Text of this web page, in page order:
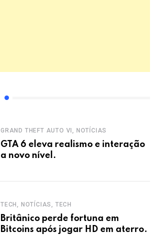
GRAND THEFT AUTO VI, NOTÍCIAS
GTA 6 eleva realismo e interação
a novo nível.
TECH, NOTÍCIAS, TECH
Britânico perde fortuna em
Bitcoins após jogar HD em aterro.